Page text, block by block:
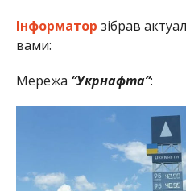
Інформатор зібрав
вами:
Мережа “Укрнафта”: